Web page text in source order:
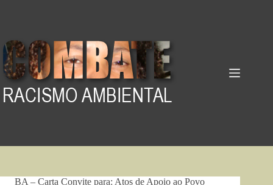
BA – Carta Convite para: Atos de Apoio ao Povo